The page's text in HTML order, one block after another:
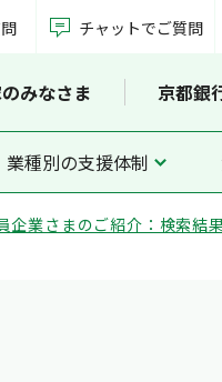
チャットでご質問
みなさま 京都銀
業種別の支援体制
企業さまのご紹介：検索結